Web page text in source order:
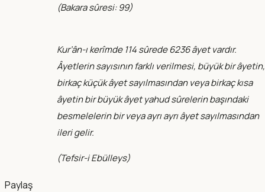
(Bakara sûresi: 99)
Kur’ân-ı kerîmde 114 sûrede 6236 âyet vardır.
Âyetlerin sayısının farklı verilmesi, büyük bir âyetin,
birkaç küçük âyet sayılmasından veya birkaç kısa
âyetin bir büyük âyet yahud sûrelerin başındaki
besmelelerin bir veya ayrı ayrı âyet sayılmasından
ileri gelir.
(Tefsir-i Ebülleys)
Paylaş